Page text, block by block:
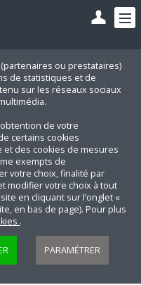
ou prestataires)
de statistiques et de
sur les réseaux sociaux
de votre
certains cookies
des cookies de mesures
exempts de
votre choix, finalité par
modifier votre choix à tout
en cliquant sur l’onglet «
en bas de page). Pour plus
.
PARAMÉTRER